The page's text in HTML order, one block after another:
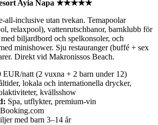
Ayia Napa ★★★★★
all-inclusive utan tvekan. Temapoolar
relaxpool), vattenrutschbanor, barnklubb för
biljardbord och spelkonsoler, och
minishower. Sju restauranger (buffé + sex
Direkt vid Makronissos Beach.
EUR/natt (2 vuxna + 2 barn under 12)
lokala och internationella drycker,
kvällsshow
Spa, utflykter, premium-vin
med barn 3–14 år